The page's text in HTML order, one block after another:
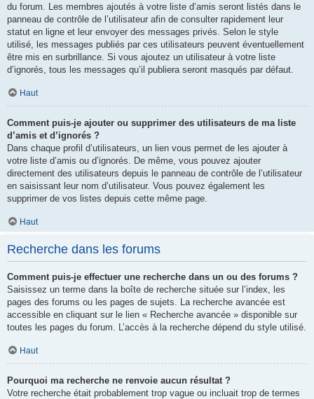
du forum. Les membres ajoutés à votre liste d’amis seront listés dans le
panneau de contrôle de l’utilisateur afin de consulter rapidement leur
statut en ligne et leur envoyer des messages privés. Selon le style
utilisé, les messages publiés par ces utilisateurs peuvent éventuellement
être mis en surbrillance. Si vous ajoutez un utilisateur à votre liste
d’ignorés, tous les messages qu’il publiera seront masqués par défaut.
Haut
Comment puis-je ajouter ou supprimer des utilisateurs de ma liste
d’amis et d’ignorés ?
Dans chaque profil d’utilisateurs, un lien vous permet de les ajouter à
votre liste d’amis ou d’ignorés. De même, vous pouvez ajouter
directement des utilisateurs depuis le panneau de contrôle de l’utilisateur
en saisissant leur nom d’utilisateur. Vous pouvez également les
supprimer de vos listes depuis cette même page.
Haut
Recherche dans les forums
Comment puis-je effectuer une recherche dans un ou des forums ?
Saisissez un terme dans la boîte de recherche située sur l’index, les
pages des forums ou les pages de sujets. La recherche avancée est
accessible en cliquant sur le lien « Recherche avancée » disponible sur
toutes les pages du forum. L’accès à la recherche dépend du style utilisé.
Haut
Pourquoi ma recherche ne renvoie aucun résultat ?
Votre recherche était probablement trop vague ou incluait trop de termes